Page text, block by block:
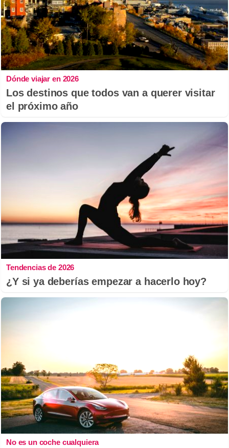
Dónde viajar en 2026
Los destinos que todos van a querer visitar
el próximo año
Tendencias de 2026
¿Y si ya deberías empezar a hacerlo hoy?
No es un coche cualquiera